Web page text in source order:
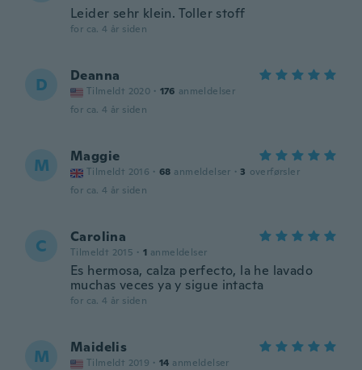
Leider sehr klein. Toller stoff
for ca. 4 år siden
D Deanna
Tilmeldt 2020 · 176 anmeldelser
for ca. 4 år siden
M Maggie
Tilmeldt 2016 · 68 anmeldelser · 3 overførsler
for ca. 4 år siden
C Carolina
Tilmeldt 2015 · 1 anmeldelser
Es hermosa, calza perfecto, la he lavado
muchas veces ya y sigue intacta
for ca. 4 år siden
M Maidelis
Tilmeldt 2019 · 14 anmeldelser